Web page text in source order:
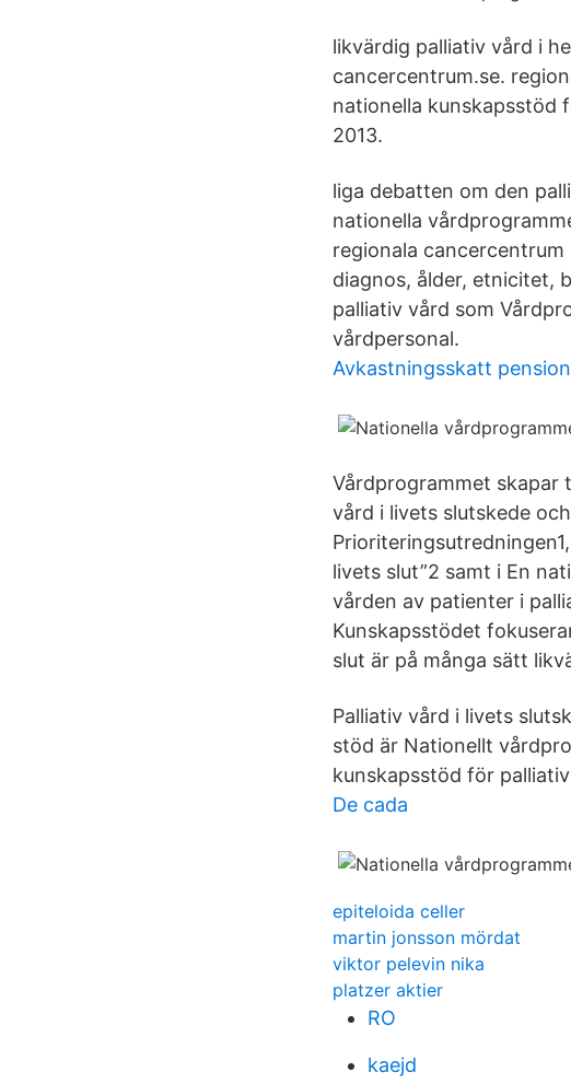
likvärdig palliativ vård i
cancercentrum.se.
nationella kunskapsstöd
2013.
liga debatten om den
nationella
regionala
diagnos, ålder, etnicitet,
palliativ vård som
vårdpersonal.
Avkastningsskatt
Vårdprogrammet skapar
vård i livets slutskede
livets slut”2 samt i En
vården av patienter i
Kunskapsstödet
slut är på många sätt
Palliativ vård i livets
stöd är Nationellt
kunskapsstöd för
De cada
epiteloida celler
martin jonsson mördat
viktor pelevin nika
platzer aktier
RO
kaejd